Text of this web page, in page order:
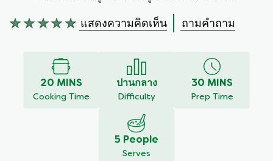
ไม่มี
แสดงความคิดเห็น ถามคำถาม
20 MINS
Cooking Time
ปานกลาง
Difficulty
30 MINS
Prep Time
5 People
Serves